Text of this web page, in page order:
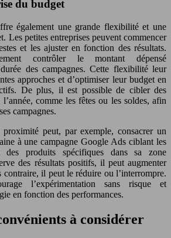
du budget
également une grande flexibilité et une
Les petites entreprises peuvent commencer
et les ajuster en fonction des résultats.
contrôler le montant dépensé
des campagnes. Cette flexibilité leur
approches et d’optimiser leur budget en
De plus, il est possible de cibler des
comme les fêtes ou les soldes, afin
campagnes.
peut, par exemple, consacrer un
à une campagne Google Ads ciblant les
des produits spécifiques dans sa zone
des résultats positifs, il peut augmenter
contraire, il peut le réduire ou l’interrompre.
l’expérimentation sans risque et
en fonction des performances.
à considérer